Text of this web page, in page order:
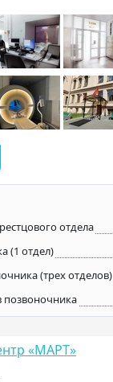
отдела
(1 отдел)
(трех отделов)
позвоночника
«МАРТ»